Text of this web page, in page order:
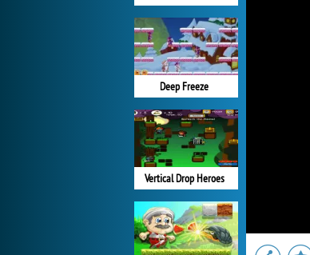
Deep Freeze
Vertical Drop Heroes